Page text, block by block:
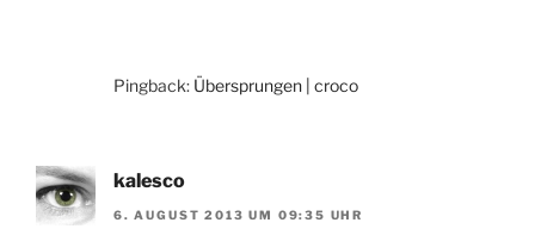
Pingback: Übersprungen | croco
kalesco
6. AUGUST 2013 UM 09:35 UHR